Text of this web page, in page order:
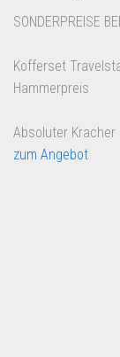
SONDERPREISE
Kofferset
Hammerpreis
Absoluter
zum Angebot